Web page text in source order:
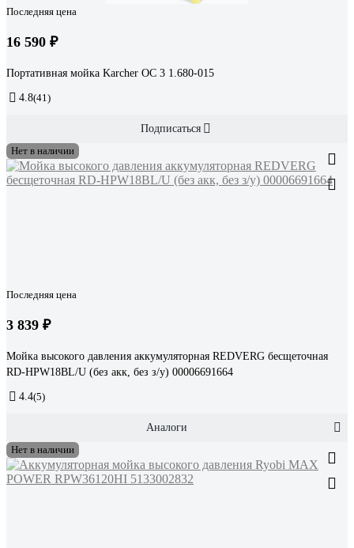
Последняя цена
16 590 ₽
Портативная мойка Karcher OC 3 1.680-015
4.8(41)
Подписаться
Нет в наличии
Последняя цена
3 839 ₽
Мойка высокого давления аккумуляторная REDVERG бесщеточная
RD-HPW18BL/U (без акк, без з/у) 00006691664
4.4(5)
Аналоги
Нет в наличии